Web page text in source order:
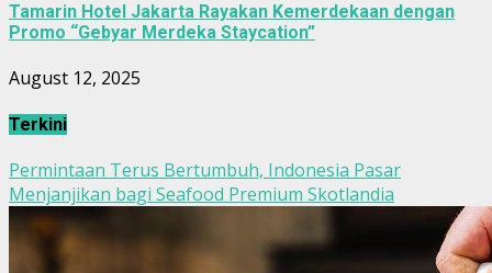
Tamarin Hotel Jakarta Rayakan Kemerdekaan dengan
Promo “Gebyar Merdeka Staycation”
August 12, 2025
Terkini
Permintaan Terus Bertumbuh, Indonesia Pasar
Menjanjikan bagi Seafood Premium Skotlandia